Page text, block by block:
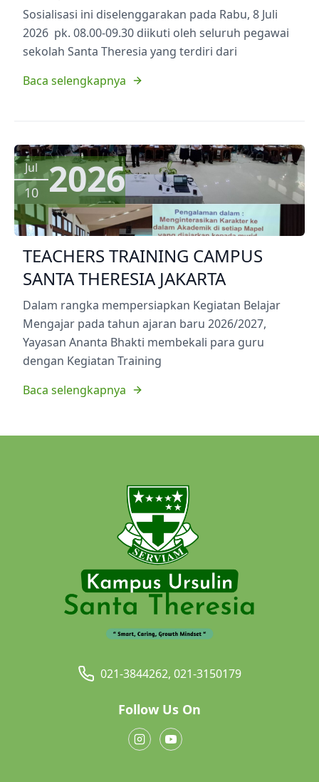
Sosialisasi ini diselenggarakan pada Rabu, 8 Juli
2026 pk. 08.00-09.30 diikuti oleh seluruh pegawai
sekolah Santa Theresia yang terdiri dari
Baca selengkapnya
Jul
10 2026
TEACHERS TRAINING CAMPUS
SANTA THERESIA JAKARTA
Dalam rangka mempersiapkan Kegiatan Belajar
Mengajar pada tahun ajaran baru 2026/2027,
Yayasan Ananta Bhakti membekali para guru
dengan Kegiatan Training
Baca selengkapnya
021-3844262, 021-3150179
Follow Us On